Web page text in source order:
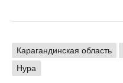
Карагандинская область
Нура